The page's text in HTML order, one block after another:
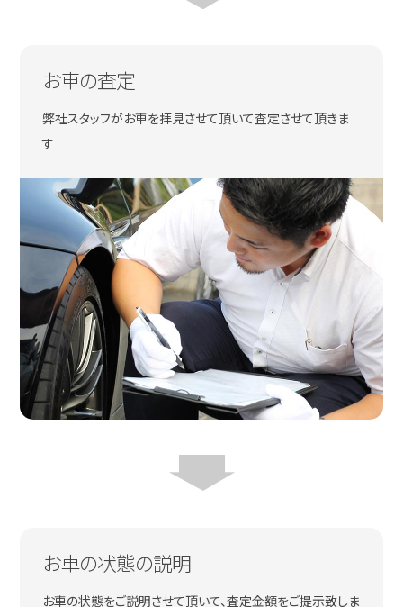
お車の査定
弊社スタッフがお車を拝見させて頂いて査定させて頂きま
す
お車の状態の説明
お車の状態をご説明させて頂いて、査定金額をご提示致しま